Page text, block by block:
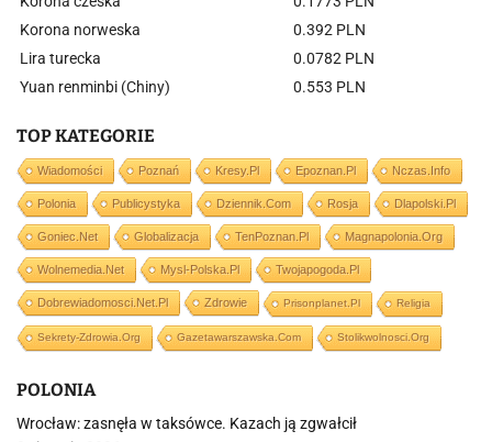
Korona norweska
0.392 PLN
Lira turecka
0.0782 PLN
Yuan renminbi (Chiny)
0.553 PLN
TOP KATEGORIE
Wiadomości Poznań Kresy.pl Epoznan.pl Nczas.info
Polonia Publicystyka Dziennik.com Rosja Dlapolski.pl
Goniec.net Globalizacja TenPoznan.pl Magnapolonia.org
Wolnemedia.net Mysl-Polska.pl Twojapogoda.pl
Dobrewiadomosci.net.pl Zdrowie Prisonplanet.pl Religia
Sekrety-Zdrowia.org Gazetawarszawska.com Stolikwolnosci.org
POLONIA
Wrocław: zasnęła w taksówce. Kazach ją zgwałcił